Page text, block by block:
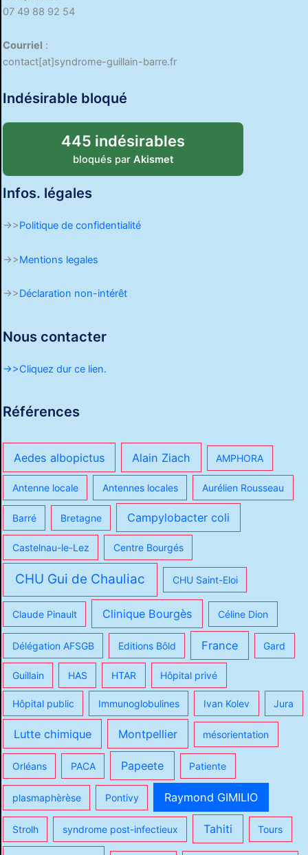
07 49 88 92 54
Courriel :
contact[at]syndrome-guillain-barre.fr
Indésirable bloqué
445 indésirables
bloqués par Akismet
Infos. légales
->>Politique de confidentialité
->>Mentions legales
->>Déclaration non-intérêt
Nous contacter
->>Cliquez dur ce lien.
Références
Aedes albopictus Alain Ziach AMPHORA
Antenne locale Antennes locales Aurélien Rousseau
Barré Bretagne Campylobacter coli
Castelnau-le-Lez Centre Bourgés
CHU Gui de Chauliac CHU Saint-Eloi
Claude Pinault Clinique Bourgès Céline Dion
Délégation AFSGB Editions Bôld France Gard
Guillain HAS HTAR Hôpital privé
Hôpital public Immunoglobulines Ivan Kolev Jura
Lutte chimique Montpellier mésorientation
Orléans PACA Papeete Patiente
plasmaphèrèse Pontivy Raymond GIMILIO
Strolh syndrome post-infectieux Tahiti Tours